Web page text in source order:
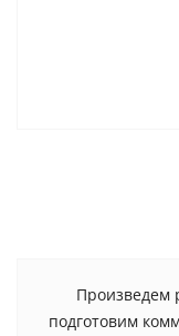
Произведем
подготовим